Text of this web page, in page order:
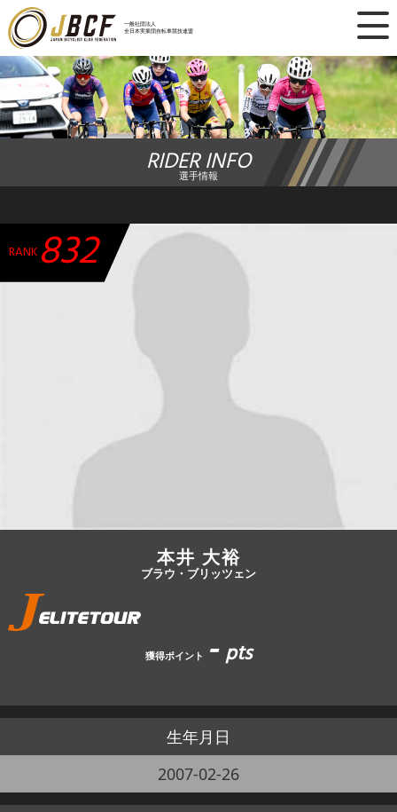
一般社団法人
全日本実業団自転車競技連盟
×
ニュース
レース日程
ランキング
チーム・選手
加盟・登録
エントリー
JBCF ROAD SERIESとは
RIDER INFO
選手情報
RANK 832
本井 大裕
ブラウ・ブリッツェン
獲得ポイント -pts
生年月日
2007-02-26